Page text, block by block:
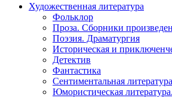
Художественная литература
Фольклор
Проза. Сборники
Поэзия. Драматургия
Историческая и
Детектив
Фантастика
Сентиментальная литература
Юмористическая